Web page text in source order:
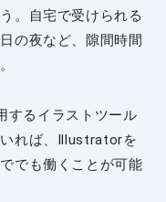
。自宅で受けられる
の夜など、隙間時間
するイラストツール
れば、Illustratorを
でも働くことが可能